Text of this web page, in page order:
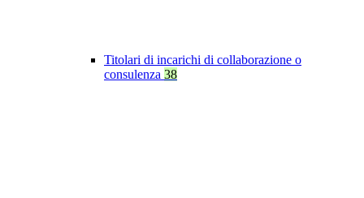
Titolari di incarichi di collaborazione o
consulenza 38